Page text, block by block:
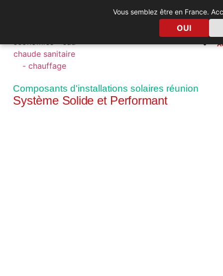
Chauffage
RE
Composants d'installations solaires réunion
Système Solide et Performant
Vous semblez être en France.
OUI